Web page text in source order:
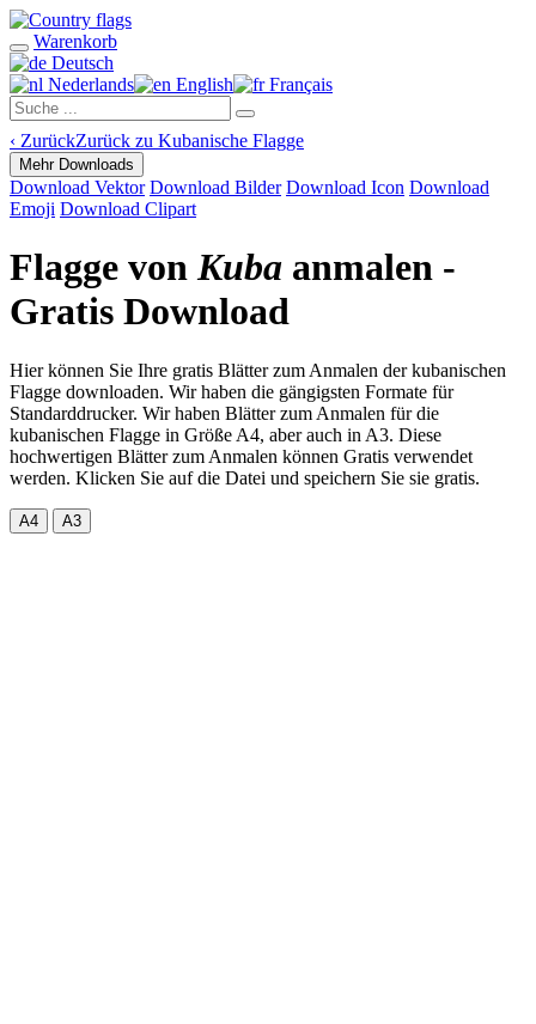
Warenkorb
Deutsch
Nederlands
English Français
‹ ZurückZurück zu Kubanische Flagge
Mehr Downloads
Download Vektor Download Bilder Download Icon Download
Emoji Download Clipart
Flagge vonKuba anmalen -
Gratis Download
Hier können Sie Ihre gratis Blätter zum Anmalen der kubanischen
Flagge downloaden. Wir haben die gängigsten Formate für
Standarddrucker. Wir haben Blätter zum Anmalen für die
kubanischen Flagge in Größe A4, aber auch in A3. Diese
hochwertigen Blätter zum Anmalen können Gratis verwendet
werden. Klicken Sie auf die Datei und speichern Sie sie gratis.
A4 A3